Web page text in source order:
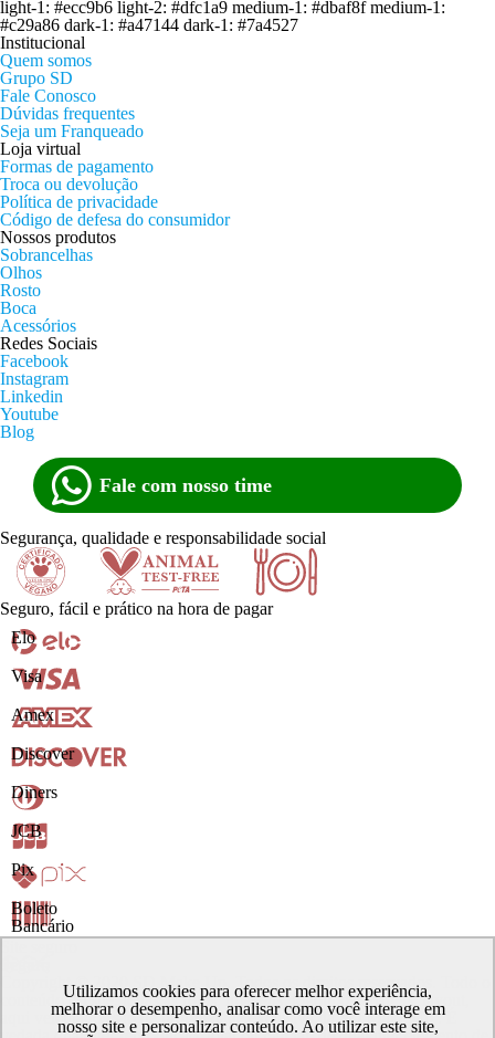
light-1: #ecc9b6 light-2: #dfc1a9 medium-1: #dbaf8f medium-1:
#c29a86 dark-1: #a47144 dark-1: #7a4527
Institucional
Quem somos
Grupo SD
Fale Conosco
Dúvidas frequentes
Seja um Franqueado
Loja virtual
Formas de pagamento
Troca ou devolução
Política de privacidade
Código de defesa do consumidor
Nossos produtos
Sobrancelhas
Olhos
Rosto
Boca
Acessórios
Redes Sociais
Facebook
Instagram
Linkedin
Youtube
Blog
Fale com nosso time
Segurança, qualidade e responsabilidade social
Vegano
Seguro, fácil e prático na hora de pagar
Elo
Visa
Amex
Discover
Diners
JCB
Pix
Boleto
Bancário
Copyright © 2020 SD Make Up. Todos os direitos reservados. Todo o
conteúdo do site, todas as fotos, imagens, logotipos, marcas, layout,
aqui veículados são de propriedade exclusiva da SD Make Up . É
Utilizamos cookies para oferecer melhor experiência,
melhorar o desempenho, analisar como você interage em
nosso site e personalizar conteúdo. Ao utilizar este site,